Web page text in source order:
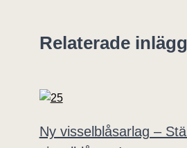
Relaterade inlägg
Ny visselblåsarlag –